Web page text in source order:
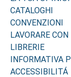
CATALOGHI
CONVENZIONI
LAVORARE CON
LIBRERIE
INFORMATIVA
ACCESSIBILITÁ